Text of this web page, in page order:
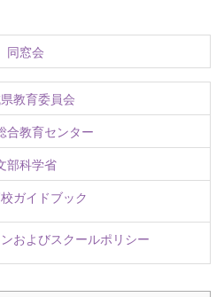
同窓会
教育委員会
合教育センター
部科学省
ガイドブック
およびスクールポリシー